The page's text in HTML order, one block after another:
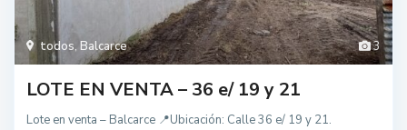
3
todos, Balcarce
LOTE EN VENTA – 36 e/ 19 y 21
Lote en venta – Balcarce 📍Ubicación: Calle 36 e/ 19 y 21.